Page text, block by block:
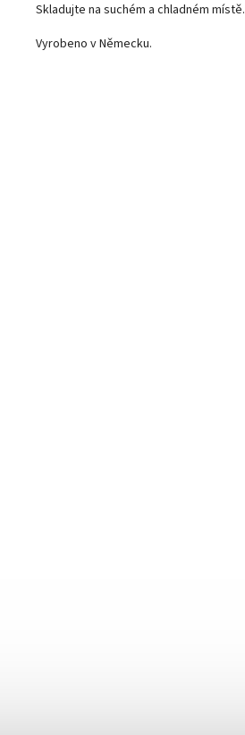
Skladujte na suchém a chladném místě.
Vyrobeno v Německu.